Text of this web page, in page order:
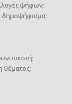
ψήφων;
θέματος;